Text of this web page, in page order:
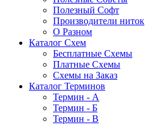
Полезный Софт
Производители ниток
О Разном
Каталог Схем
Бесплатные Схемы
Платные Схемы
Схемы на Заказ
Каталог Терминов
Термин - А
Термин - Б
Термин - В